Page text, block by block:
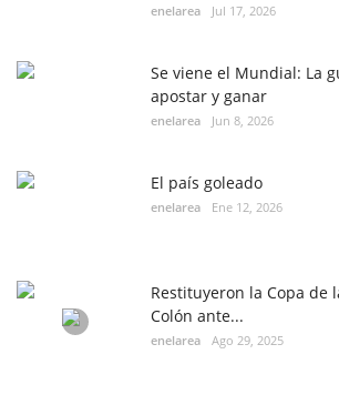
enelarea Jul 17, 2026
Se viene el Mundial: La
apostar y ganar
enelarea Jun 8, 2026
El país goleado
enelarea Ene 12, 2026
Restituyeron la Copa de
Colón ante...
enelarea Ago 29, 2025